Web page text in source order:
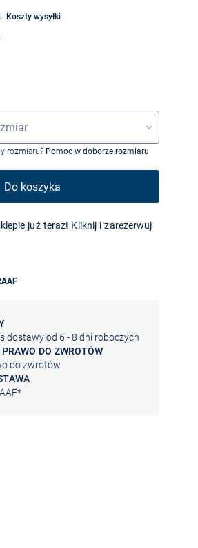
Koszty wysyłki
rozmiaru? Pomoc w doborze rozmiaru
Do koszyka
już teraz! Kliknij i zarezerwuj
dostawy od 6 - 8 dni roboczych
DO ZWROTÓW
do zwrotów